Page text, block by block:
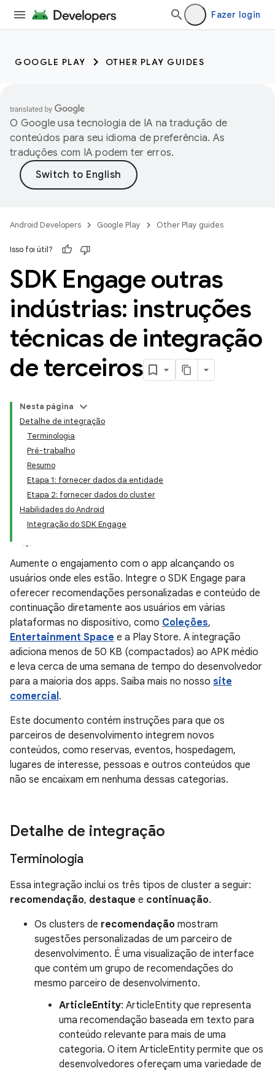
Fazer login
GOOGLE PLAY OTHER PLAY GUIDES
O Google usa tecnologia de IA na tradução de
conteúdos para seu idioma de preferência. As
traduções com IA podem ter erros.
Android Developers Google Play Other Play guides
Isso foi útil?
SDK Engage outras
indústrias: instruções
técnicas de integração
de terceiros
Nesta página
Detalhe de integração
Terminologia
Pré-trabalho
Resumo
Etapa 1: fornecer dados da entidade
Etapa 2: fornecer dados do cluster
Habilidades do Android
Integração do SDK Engage
Aumente o engajamento com o app alcançando os
usuários onde eles estão. Integre o SDK Engage para
oferecer recomendações personalizadas e conteúdo de
continuação diretamente aos usuários em várias
plataformas no dispositivo, como Coleções,
Entertainment Space e a Play Store. A integração
adiciona menos de 50 KB (compactados) ao APK médio
e leva cerca de uma semana de tempo do desenvolvedor
para a maioria dos apps. Saiba mais no nosso site
comercial.
Este documento contém instruções para que os
parceiros de desenvolvimento integrem novos
conteúdos, como reservas, eventos, hospedagem,
lugares de interesse, pessoas e outros conteúdos que
não se encaixam em nenhuma dessas categorias.
Detalhe de integração
Terminologia
Essa integração inclui os três tipos de cluster a seguir:
recomendação, destaque e continuação.
Os clusters de recomendação mostram
sugestões personalizadas de um parceiro de
desenvolvimento. É uma visualização de interface
que contém um grupo de recomendações do
mesmo parceiro de desenvolvimento.
ArticleEntity: ArticleEntity que representa
uma recomendação baseada em texto para
conteúdo relevante para mais de uma
categoria. O item ArticleEntity permite que os
desenvolvedores ofereçam uma variedade de